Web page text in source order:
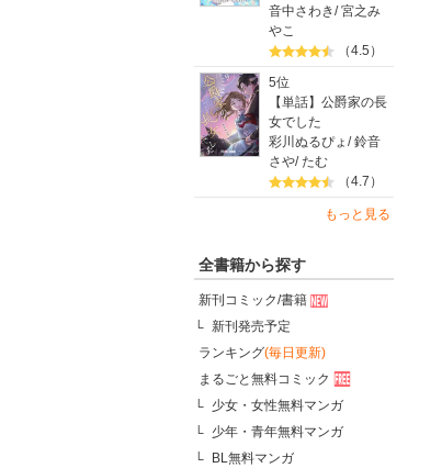
音中さわき/宮之み
やこ
（4.5）
5位
【単話】公爵家の長
女でした
彩川ぬるぴょ /鈴音
さや/たむ
（4.7）
もっと見る
全書籍から探す
新刊コミック/書籍
新刊発売予定
ランキング(毎日更新)
まるごと無料コミック
少女・女性無料マンガ
少年・青年無料マンガ
BL無料マンガ